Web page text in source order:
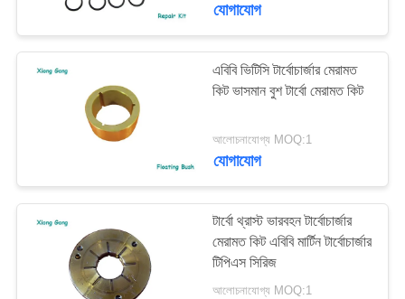
কারখানা
ভ্রমণ
যোগাযোগ
এবিবি টার্বোচার্জার
14
আইএইচআই ম্যান
13
যোগাযোগ
এবিবি ভিটিসি টার্বোচার্জার মেরামত
কিট ভাসমান বুশ টার্বো মেরামত কিট
আলোচনাযোগ্য MOQ:1
যোগাযোগ
টার্বো থ্রাস্ট ভারবহন টার্বোচার্জার
মেরামত কিট এবিবি মার্টিন টার্বোচার্জার
টিপিএস সিরিজ
আলোচনাযোগ্য MOQ:1